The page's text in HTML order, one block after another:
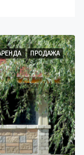
ПРОДАЖА